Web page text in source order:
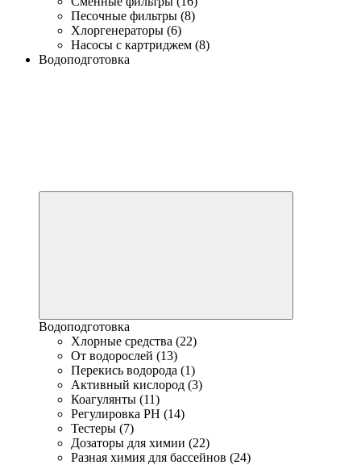
Песочные фильтры (8)
Хлоргенераторы (6)
Насосы с картриджем (8)
Водоподготовка
Водоподготовка
Хлорные средства (22)
От водорослей (13)
Перекись водорода (1)
Активный кислород (3)
Коагулянты (11)
Регулировка PH (14)
Тестеры (7)
Дозаторы для химии (22)
Разная химия для бассейнов (24)